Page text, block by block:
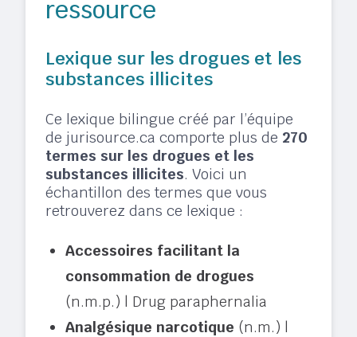
ressource
Lexique sur les drogues et les
substances illicites
Ce lexique bilingue créé par l’équipe
de jurisource.ca comporte plus de 270
termes sur les drogues et les
substances illicites. Voici un
échantillon des termes que vous
retrouverez dans ce lexique :
Accessoires facilitant la
consommation de drogues
(n.m.p.) | Drug paraphernalia
Analgésique narcotique (n.m.) |